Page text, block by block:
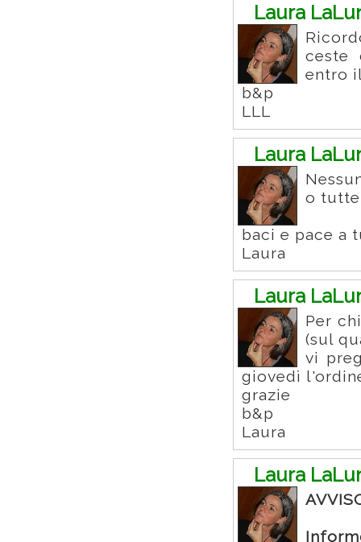
Laura
ceste
entro
b&p
LLL
Laura
o tutte
baci e pace a
Laura
Laura
Per
(sul
vi
giovedì
grazie
b&p
Laura
Laura